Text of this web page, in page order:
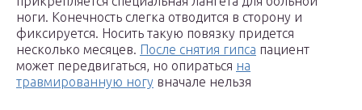
ноги. Конечность слегка отводится в сторону и
фиксируется. Носить такую повязку придется
несколько месяцев. После снятия гипса пациент
может передвигаться, но опираться на
травмированную ногу вначале нельзя